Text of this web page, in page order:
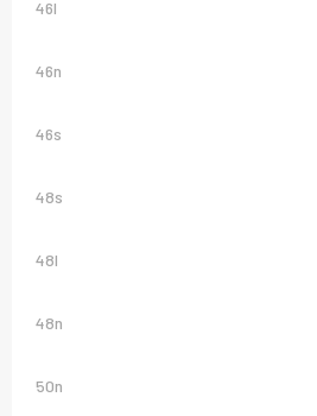
46l
46n
46s
48s
48l
48n
50n